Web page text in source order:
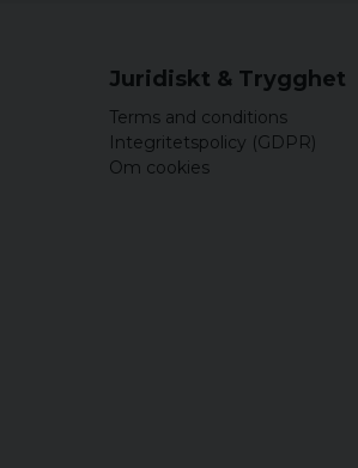
Juridiskt & Trygghet
Terms and conditions
Integritetspolicy (GDPR)
Om cookies